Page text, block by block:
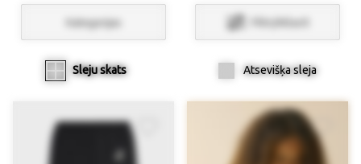
Kategorijas Filtri/Atlasīt
Sleju skats Atsevišķa sleja